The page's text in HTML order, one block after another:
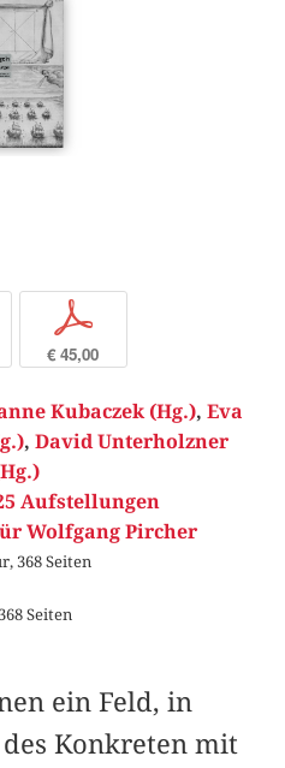
p
€ 45,00
Kubaczek (Hg.), Eva
, David Unterholzner
Aufstellungen
Wolfgang Pircher
368 Seiten
Seiten
ein Feld, in
Konkreten mit